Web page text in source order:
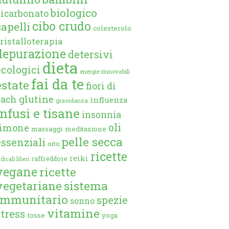
biologico
cibo crudo colesterolo
detersivi
dieta energie rinnovabili
fai da te fiori di
glutine gravidanza influenza
e tisane insonnia
massaggi meditazione oli
orto pelle secca
liberi raffreddore reiki ricette
ricette
sistema
sonno spezie
tosse vitamine yoga